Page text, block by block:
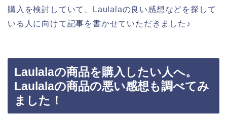
購入を検討していて、Laulalaの良い感想などを探して
いる人に向けて記事を書かせていただきました♪
Laulalaの商品を購入したい人へ。
Laulalaの商品の悪い感想も調べてみ
ました！